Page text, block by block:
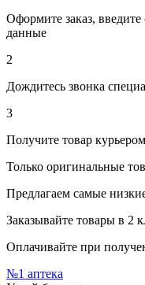
Оформите заказ,
данные
2
Дождитесь звонка
3
Получите товар
Только оригинальные
Предлагаем самые
Заказывайте товары в 2
Оплачивайте при
№1 аптека